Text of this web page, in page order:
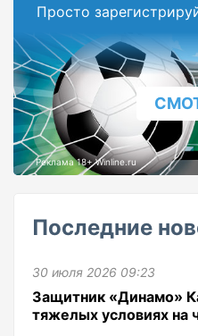
Просто
Реклама 18+ Winline.ru
Последние
30 июля 2026 09:23
Защитник «Динамо»
тяжелых условиях на